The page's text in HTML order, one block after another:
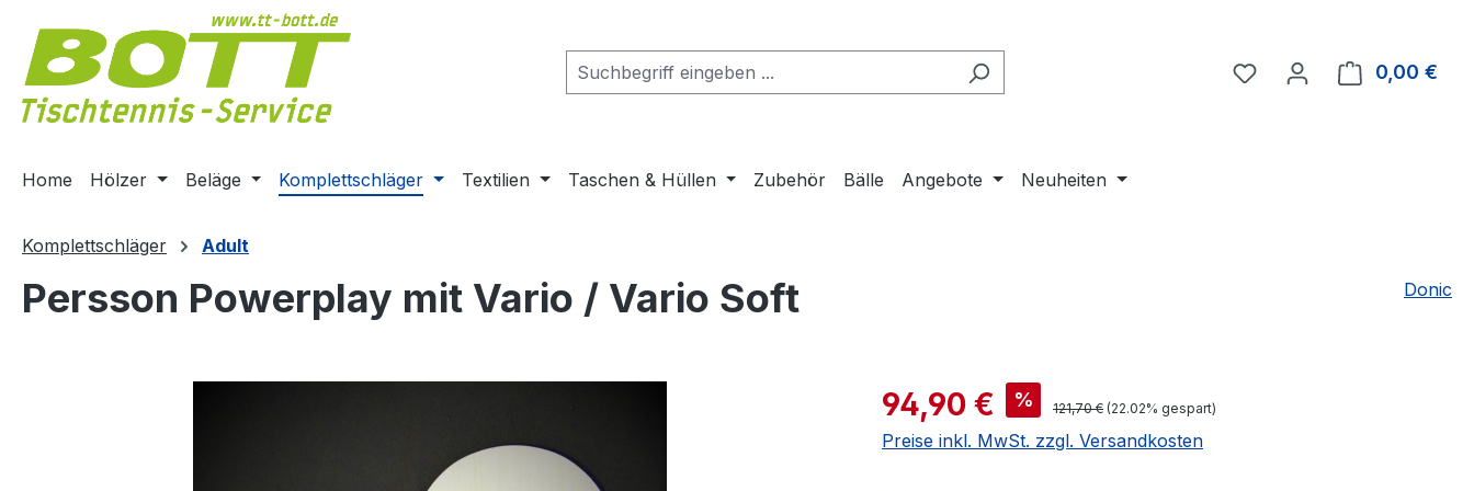
Hauptinhalt springen
Zur Suche springen
Zur Hauptnavigation springen
Du hast 0 Produkte auf
0,00 €
Home Hölzer Beläge Komplettschläger Textilien Taschen & Hüllen Zubehör Bälle Angebote Neuheiten
Komplettschläger Adult
Persson Powerplay mit Vario / Vario Soft Donic
Verkaufspreis:
94,90 € % Regulärer Preis:
121,70 € (22.02% gespart)
Preise inkl. MwSt. zzgl. Versandkosten